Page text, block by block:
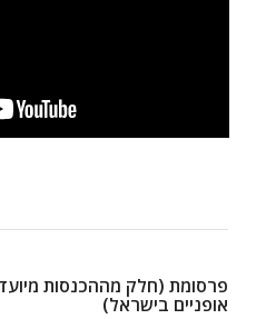
פרסומת (חלק מההכנסות
אופניים בישראל)